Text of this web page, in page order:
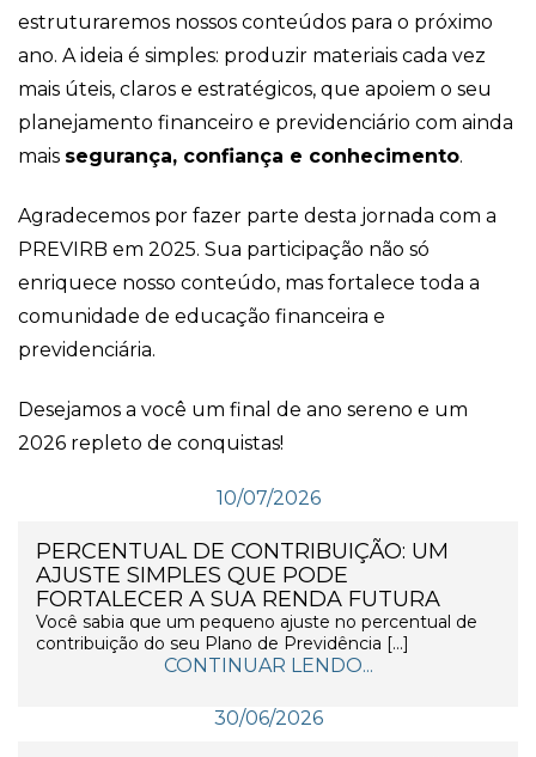
estruturaremos nossos conteúdos para o próximo
ano. A ideia é simples: produzir materiais cada vez
mais úteis, claros e estratégicos, que apoiem o seu
planejamento financeiro e previdenciário com ainda
mais segurança, confiança e conhecimento.
Agradecemos por fazer parte desta jornada com a
PREVIRB em 2025. Sua participação não só
enriquece nosso conteúdo, mas fortalece toda a
comunidade de educação financeira e
previdenciária.
Desejamos a você um final de ano sereno e um
2026 repleto de conquistas!
10/07/2026
PERCENTUAL DE CONTRIBUIÇÃO: UM
AJUSTE SIMPLES QUE PODE
FORTALECER A SUA RENDA FUTURA
Você sabia que um pequeno ajuste no percentual de
contribuição do seu Plano de Previdência […]
CONTINUAR LENDO...
30/06/2026